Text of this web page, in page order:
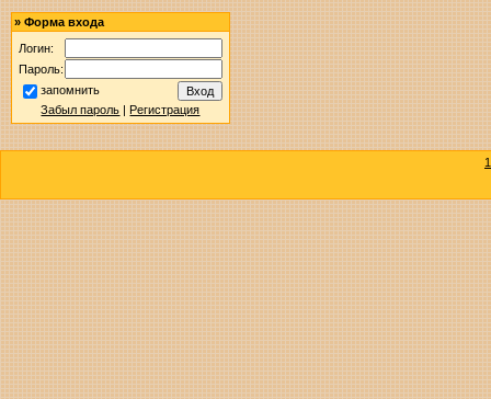
» Форма входа
Логин:
Пароль:
запомнить
Забыл пароль |Регистрация